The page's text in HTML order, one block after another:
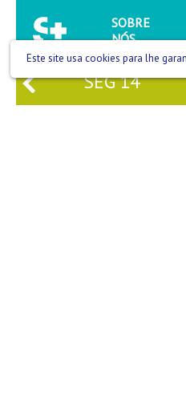
SOBRE
NÓS
SEG14
Este site usa cookies para lhe